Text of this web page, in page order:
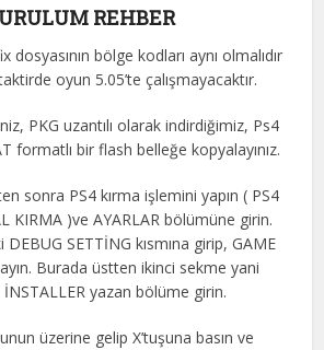
REHBER
dosyasının bölge kodları aynı olmalıdır
oyun 5.05’te çalışmayacaktır.
PKG uzantılı olarak indirdiğimiz, Ps4
formatlı bir flash belleğe kopyalayınız.
sonra PS4 kırma işlemini yapın ( PS4
KIRMA )ve AYARLAR bölümüne girin.
SETTİNG kısmına girip, GAME
Burada üstten ikinci sekme yani
İNSTALLER yazan bölüme girin.
üzerine gelip X’tuşuna basın ve